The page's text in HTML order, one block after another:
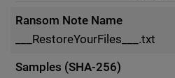
Ransom Note Name
___RestoreYourFiles___.txt
Samples (SHA-256)